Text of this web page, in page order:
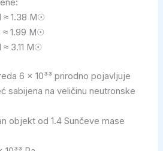
≈ 1.38 M☉
≈ 1.99 M☉
3.11 M☉
6 × 10³³ prirodno pojavljuje
sabijena na veličinu neutronske
objekt od 1.4 Sunčeve mase